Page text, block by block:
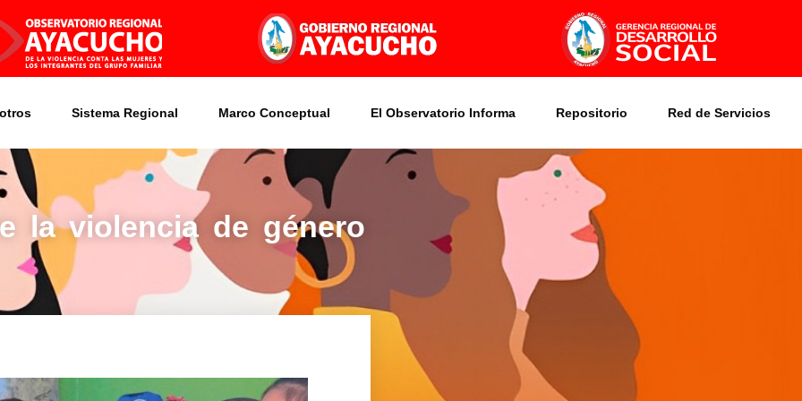
Sistema Regional Marco Conceptual El Observatorio Informa Repositorio Red de Servicios
la violencia de género